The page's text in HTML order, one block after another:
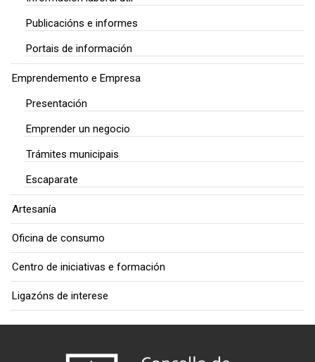
Publicacións e informes
Portais de información
Emprendemento e Empresa
Presentación
Emprender un negocio
Trámites municipais
Escaparate
Artesanía
Oficina de consumo
Centro de iniciativas e formación
Ligazóns de interese